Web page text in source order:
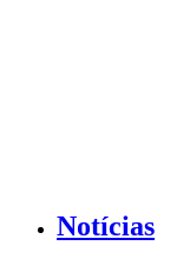
Notícias